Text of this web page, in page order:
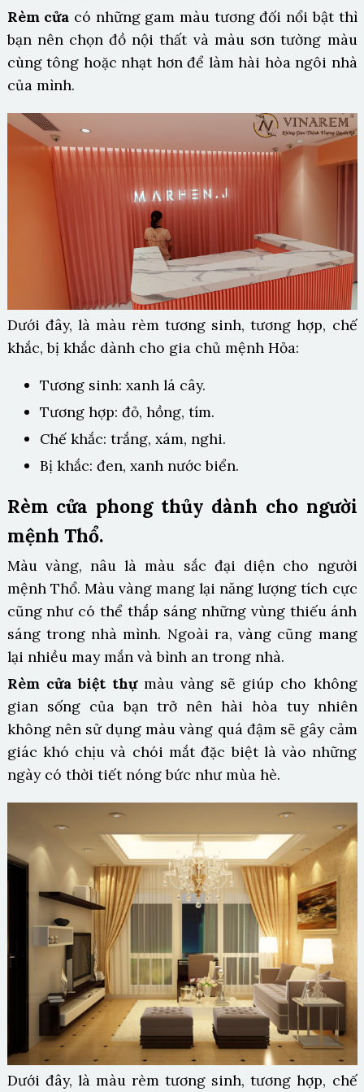
Rèm cửa có những gam màu tương đối nổi bật thì
bạn nên chọn đồ nội thất và màu sơn tường màu
cùng tông hoặc nhạt hơn để làm hài hòa ngôi nhà
của mình.
Dưới đây, là màu rèm tương sinh, tương hợp, chế
khắc, bị khắc dành cho gia chủ mệnh Hỏa:
Tương sinh: xanh lá cây.
Tương hợp: đỏ, hồng, tím.
Chế khắc: trắng, xám, nghi.
Bị khắc: đen, xanh nước biển.
Rèm cửa phong thủy dành cho người
mệnh Thổ.
Màu vàng, nâu là màu sắc đại diện cho người
mệnh Thổ. Màu vàng mang lại năng lượng tích cực
cũng như có thể thắp sáng những vùng thiếu ánh
sáng trong nhà mình. Ngoài ra, vàng cũng mang
lại nhiều may mắn và bình an trong nhà.
Rèm cửa biệt thựmàu vàng sẽ giúp cho không
gian sống của bạn trở nên hài hòa tuy nhiên
không nên sử dụng màu vàng quá đậm sẽ gây cảm
giác khó chịu và chói mắt đặc biệt là vào những
ngày có thời tiết nóng bức như mùa hè.
Dưới đây, là màu rèm tương sinh, tương hợp, chế